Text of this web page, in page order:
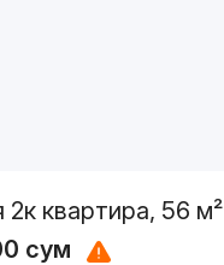
квартира, 56 м²
сум